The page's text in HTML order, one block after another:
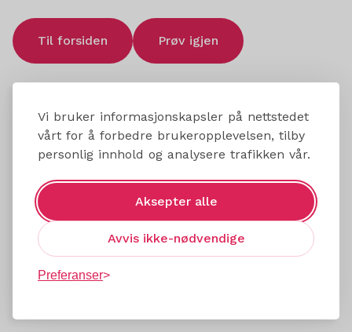
Vi bruker informasjonskapsler på nettstedet
vårt for å forbedre brukeropplevelsen, tilby
personlig innhold og analysere trafikken vår.
Aksepter alle
Avvis ikke-nødvendige
Preferanser
Til forsiden Prøv igjen